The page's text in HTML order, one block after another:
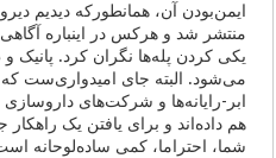
ایمن‌بودن آن، همانطورکه دیدیم
منتشر شد و هرکس در اینباره آگاهی
یکی کردن پله‌ها نگران کرد.
می‌شود. البته جای امیدواری‌ست
ابر-رایانه‌ها و شرکت‌های
هم داده‌اند و برای یافتن یک
شما، احتراما، کمی ساده‌لوحانه